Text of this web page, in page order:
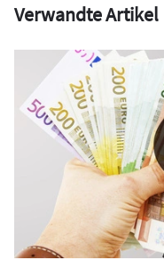
Verwandte Artikel